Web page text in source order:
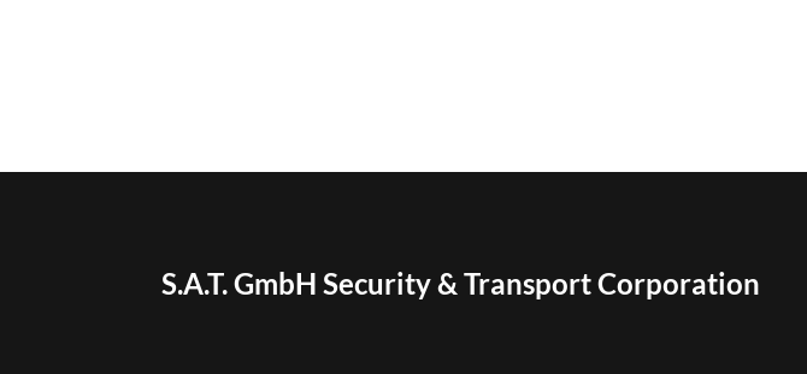
S.A.T. GmbH Security & Transport Corporation